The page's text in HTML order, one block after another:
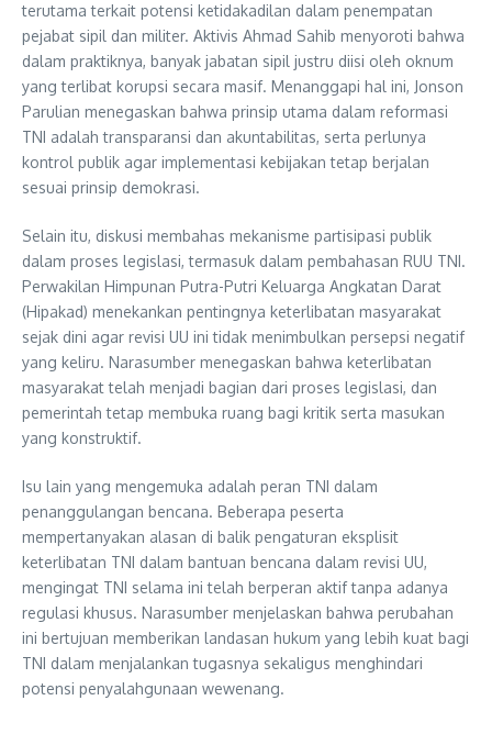
terutama terkait potensi ketidakadilan dalam penempatan
pejabat sipil dan militer. Aktivis Ahmad Sahib menyoroti bahwa
dalam praktiknya, banyak jabatan sipil justru diisi oleh oknum
yang terlibat korupsi secara masif. Menanggapi hal ini, Jonson
Parulian menegaskan bahwa prinsip utama dalam reformasi
TNI adalah transparansi dan akuntabilitas, serta perlunya
kontrol publik agar implementasi kebijakan tetap berjalan
sesuai prinsip demokrasi.
Selain itu, diskusi membahas mekanisme partisipasi publik
dalam proses legislasi, termasuk dalam pembahasan RUU TNI.
Perwakilan Himpunan Putra-Putri Keluarga Angkatan Darat
(Hipakad) menekankan pentingnya keterlibatan masyarakat
sejak dini agar revisi UU ini tidak menimbulkan persepsi negatif
yang keliru. Narasumber menegaskan bahwa keterlibatan
masyarakat telah menjadi bagian dari proses legislasi, dan
pemerintah tetap membuka ruang bagi kritik serta masukan
yang konstruktif.
Isu lain yang mengemuka adalah peran TNI dalam
penanggulangan bencana. Beberapa peserta
mempertanyakan alasan di balik pengaturan eksplisit
keterlibatan TNI dalam bantuan bencana dalam revisi UU,
mengingat TNI selama ini telah berperan aktif tanpa adanya
regulasi khusus. Narasumber menjelaskan bahwa perubahan
ini bertujuan memberikan landasan hukum yang lebih kuat bagi
TNI dalam menjalankan tugasnya sekaligus menghindari
potensi penyalahgunaan wewenang.